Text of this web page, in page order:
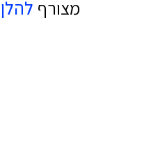
מצורף להלן